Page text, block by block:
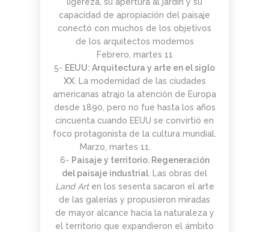
capacidad de apropiación del paisaje
conectó con muchos de los objetivos
de los arquitectos modernos
Febrero, martes 11
5- EEUU: Arquitectura y arte en el siglo
XX. La modernidad de las ciudades
americanas atrajo la atención de Europa
desde 1890, pero no fue hasta los años
cincuenta cuando EEUU se convirtió en
foco protagonista de la cultura mundial.
Marzo, martes 11.
6- Paisaje y territorio. Regeneración
del paisaje industrial . Las obras del
Land Arten los sesenta sacaron el arte
de las galerías y propusieron miradas
de mayor alcance hacia la naturaleza y
el territorio que expandieron el ámbito